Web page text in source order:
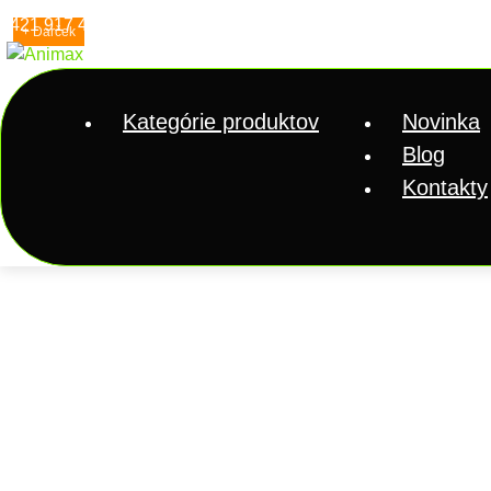
+421 917 42 43 45
Kategórie produktov
Novinka
Blog
Kontakty
+ Darček